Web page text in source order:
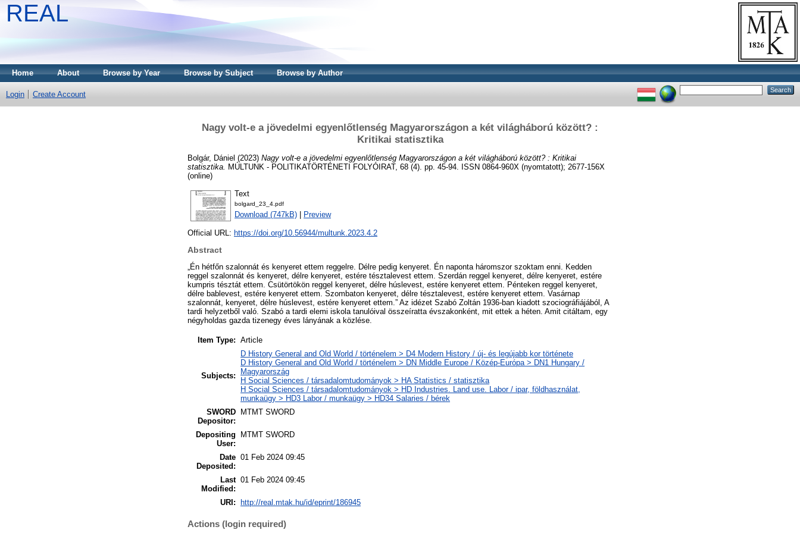
REAL
Home About Browse by Year Browse by Subject Browse by Author
Login Create Account
Nagy volt-e a jövedelmi egyenlőtlenség Magyarországon a két világháború között? :
Kritikai statisztika
Bolgár, Dániel (2023) Nagy volt-e a jövedelmi egyenlőtlenség Magyarországon a két világháború között? : Kritikai
statisztika. MÚLTUNK - POLITIKATÖRTÉNETI FOLYÓIRAT, 68 (4). pp. 45-94. ISSN 0864-960X (nyomtatott); 2677-156X
(online)
Text
bolgard_23_4.pdf
Download (747kB) Preview
Official URL: https://doi.org/10.56944/multunk.2023.4.2
Abstract
„Én hétfőn szalonnát és kenyeret ettem reggelre. Délre pedig kenyeret. Én naponta háromszor szoktam enni. Kedden
reggel szalonnát és kenyeret, délre kenyeret, estére tésztalevest ettem. Szerdán reggel kenyeret, délre kenyeret, estére
kumpris tésztát ettem. Csütörtökön reggel kenyeret, délre húslevest, estére kenyeret ettem. Pénteken reggel kenyeret,
délre bablevest, estére kenyeret ettem. Szombaton kenyeret, délre tésztalevest, estére kenyeret ettem. Vasárnap
szalonnát, kenyeret, délre húslevest, estére kenyeret ettem.” Az idézet Szabó Zoltán 1936-ban kiadott szociográfiájából, A
tardi helyzetből való. Szabó a tardi elemi iskola tanulóival összeíratta évszakonként, mit ettek a héten. Amit citáltam, egy
négyholdas gazda tizenegy éves lányának a közlése.
Item Type: Article
Subjects:
D History General and Old World / történelem > D4 Modern History / új- és legújabb kor története
D History General and Old World / történelem > DN Middle Europe / Közép-Európa > DN1 Hungary /
Magyarország
H Social Sciences / társadalomtudományok > HA Statistics / statisztika
H Social Sciences / társadalomtudományok > HD Industries. Land use. Labor / ipar, földhasználat,
munkaügy > HD3 Labor / munkaügy > HD34 Salaries / bérek
SWORD
Depositor:
MTMT SWORD
Depositing
User:
MTMT SWORD
Date
Deposited:
01 Feb 2024 09:45
Last
Modified:
01 Feb 2024 09:45
URI: http://real.mtak.hu/id/eprint/186945
Actions (login required)